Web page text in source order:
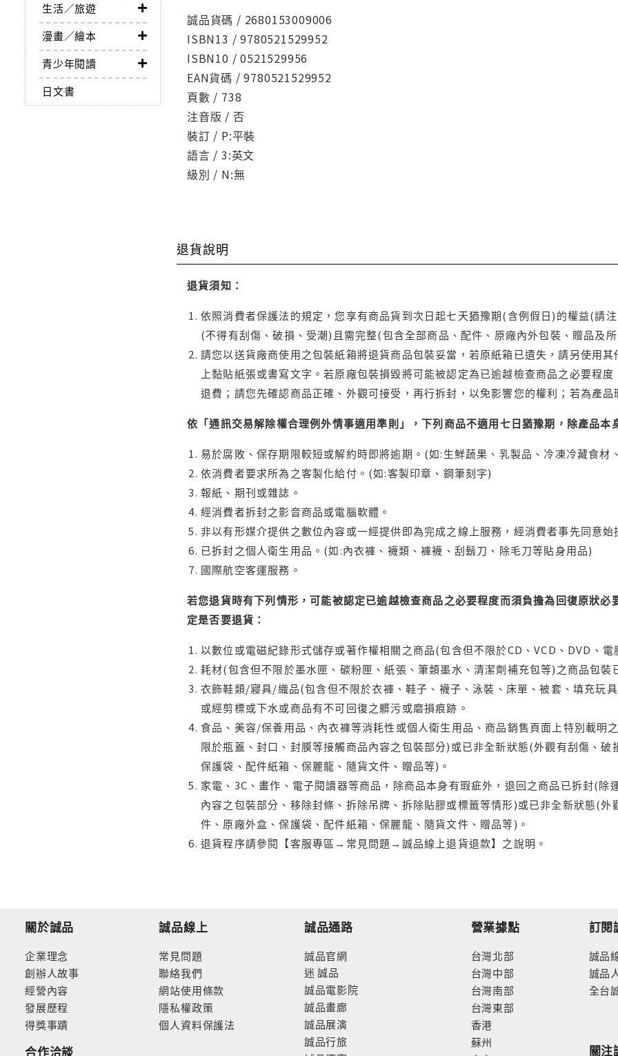
生活／旅遊
漫畫／繪本
青少年閱讀
日文書
誠品貨碼 / 2680153009006
ISBN13 / 9780521529952
ISBN10 / 0521529956
EAN貨碼 / 9780521529952
頁數 / 738
注音版 / 否
裝訂 / P:平裝
語言 / 3:英文
級別 / N:無
退貨說明
退貨須知：
依照消費者保護法的規定，您享有商品貨到次日起七天猶豫期(含例假日)的權益(請
(不得有刮傷、破損、受潮)且需完整(包含全部商品、配件、原廠內外包裝、贈品及
請您以送貨廠商使用之包裝紙箱將退貨商品包裝妥當，若原紙箱已遺失，請另使用
上黏貼紙張或書寫文字。若原廠包裝損毀將可能被認定為已逾越檢查商品之必要程
退費；請您先確認商品正確、外觀可接受，再行拆封，以免影響您的權利；若為產
依「通訊交易解除權合理例外情事適用準則」，下列商品不適用七日猶豫期，除產品本
易於腐敗、保存期限較短或解約時即將逾期。(如:生鮮蔬果、乳製品、冷凍冷藏食材
依消費者要求所為之客製化給付。(如:客製印章、鋼筆刻字)
報紙、期刊或雜誌。
經消費者拆封之影音商品或電腦軟體。
非以有形媒介提供之數位內容或一經提供即為完成之線上服務，經消費者事先同意
已拆封之個人衛生用品。(如:內衣褲、襪類、褲襪、刮鬍刀、除毛刀等貼身用品)
國際航空客運服務。
若您退貨時有下列情形，可能被認定已逾越檢查商品之必要程度而須負擔為回復原狀
定是否要退貨：
以數位或電磁紀錄形式儲存或著作權相關之商品(包含但不限於CD、VCD、DVD、
耗材(包含但不限於墨水匣、碳粉匣、紙張、筆類墨水、清潔劑補充包等)之商品包
衣飾鞋類/寢具/織品(包含但不限於衣褲、鞋子、襪子、泳裝、床單、被套、填充玩
或經剪標或下水或商品有不可回復之髒污或磨損痕跡。
食品、美容/保養用品、內衣褲等消耗性或個人衛生用品、商品銷售頁面上特別載明
限於瓶蓋、封口、封膜等接觸商品內容之包裝部分)或已非全新狀態(外觀有刮傷、
保護袋、配件紙箱、保麗龍、隨貨文件、贈品等)。
家電、3C、畫作、電子閱讀器等商品，除商品本身有瑕疵外，退回之商品已拆封(
內容之包裝部分、移除封條、拆除吊牌、拆除貼膠或標籤等情形)或已非全新狀態(
件、原廠外盒、保護袋、配件紙箱、保麗龍、隨貨文件、贈品等)。
退貨程序請參閱【客服專區→常見問題→誠品線上退貨退款】之說明。
關於誠品
企業理念
創辦人故事
經營內容
發展歷程
得獎事蹟
合作洽談
誠品線上
常見問題
聯絡我們
網站使用條款
隱私權政策
個人資料保護法
誠品通路
誠品官網
迷 誠品
誠品電影院
誠品畫廊
誠品展演
誠品行旅
營業據點
台灣北部
台灣中部
台灣南部
台灣東部
香港
蘇州
訂閱
誠品
誠品
全台
關注